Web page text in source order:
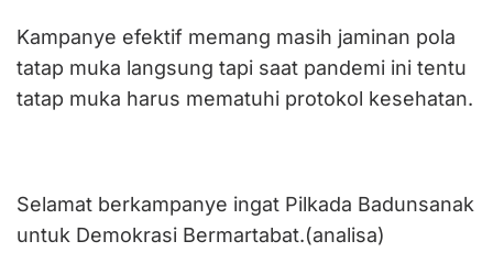
Kampanye efektif memang masih jaminan pola
tatap muka langsung tapi saat pandemi ini tentu
tatap muka harus mematuhi protokol kesehatan.
Selamat berkampanye ingat Pilkada Badunsanak
untuk Demokrasi Bermartabat.(analisa)